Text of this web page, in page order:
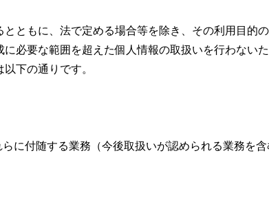
ともに、法で定める場合等を除き、その利用目的
必要な範囲を超えた個人情報の取扱いを行わない
下の通りです。
に付随する業務（今後取扱いが認められる業務を含